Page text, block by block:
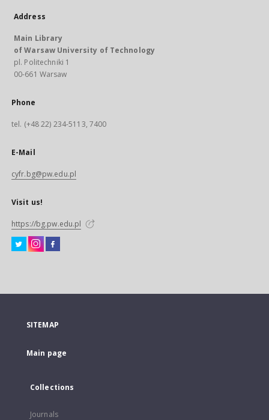
Address
Main Library
of Warsaw University of Technology
pl. Politechniki 1
00-661 Warsaw
Phone
tel. (+48 22) 234-5113, 7400
E-Mail
cyfr.bg@pw.edu.pl
Visit us!
https://bg.pw.edu.pl
SITEMAP
Main page
Collections
Journals